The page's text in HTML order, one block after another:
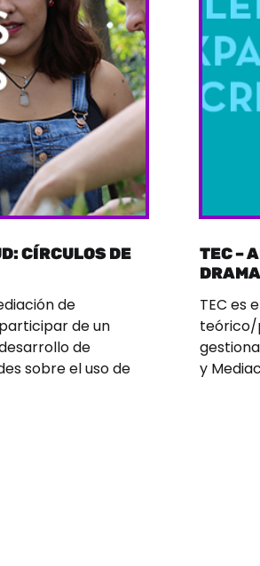
CÍRCULOS DE
de
de un
de
sobre el uso de
TEC –
TEC es
teórico/
y